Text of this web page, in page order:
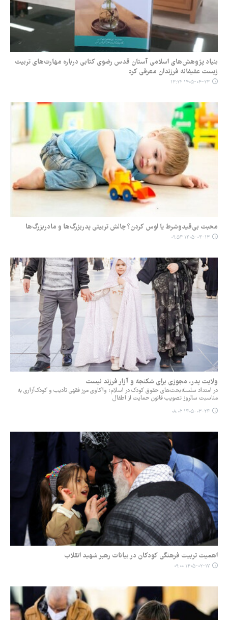
بنیاد پژوهش‌های اسلامی آستان قدس رضوی کتابی درباره مهارت‌های تربیت
زیست عفیفانه فرزندان معرفی کرد
۱۴۰۵-۰۴-۲۳ ۱۳:۲۲
محبت بی‌قیدوشرط یا لوس کردن؟ چالش تربیتی پدربزرگ‌ها و مادربزرگ‌ها
۱۴۰۵-۰۴-۱۳ ۰۹:۵۴
‏ولایت پدر، مجوزی برای شکنجه و آزار فرزند نیست
در امتداد سلسله‌بحث‌های حقوق کودک در اسلام؛ ‏واکاوی مرز فقهی تأدیب و کودک‌آزاری به
مناسبت سالروز تصویب قانون حمایت از اطفال
۱۴۰۵-۰۳-۲۴ ۰۸:۰۲
اهمیت تربیت فرهنگی کودکان در بیانات رهبر شهید انقلاب
۱۴۰۵-۰۲-۱۷ ۰۹:۰۰